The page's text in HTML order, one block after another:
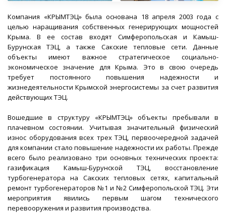
Компания «КРЫМТЭЦ» была основана 18 апреля 2003 года с
целью наращивания собственных генерирующих мощностей
Крыма. В ее состав входят Симферопольская и Камыш-
Бурунская ТЭЦ, а также Сакские тепловые сети. Данные
объекты имеют важное стратегическое социально-
экономическое значение для Крыма. Это в свою очередь
требует постоянного повышения надежности и
жизнедеятельности Крымской энергосистемы за счет развития
действующих ТЭЦ.
Вошедшие в структуру «КРЫМТЭЦ» объекты пребывали в
плачевном состоянии. Учитывая значительный физический
износ оборудования всех трех ТЭЦ, первоочередной задачей
для компании стало повышение надежности их работы. Прежде
всего было реализовано три основных технических проекта:
газификация Камыш-Бурунской ТЭЦ, восстановление
турбогенератора на Сакских тепловых сетях, капитальный
ремонт турбогенераторов №1 и №2 Симферопольской ТЭЦ. Эти
мероприятия явились первым шагом технического
перевооружения и развития производства.